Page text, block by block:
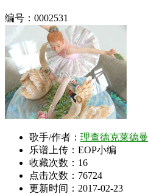
编号：0002531
歌手/作者： 理查德克莱德曼
乐谱上传：EOP小编
收藏次数： 16
点击次数：76724
更新时间：2017-02-23